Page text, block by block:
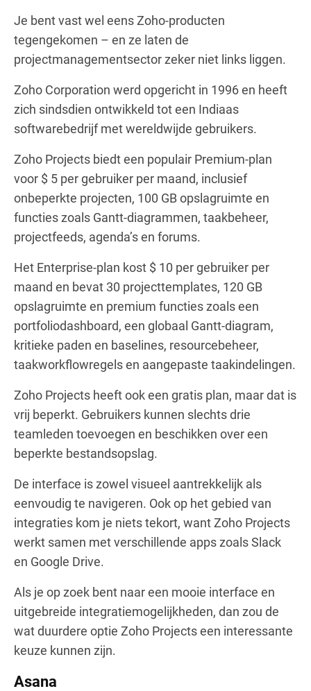
Je bent vast wel eens Zoho-producten
tegengekomen – en ze laten de
projectmanagementsector zeker niet links liggen.
Zoho Corporation werd opgericht in 1996 en heeft
zich sindsdien ontwikkeld tot een Indiaas
softwarebedrijf met wereldwijde gebruikers.
Zoho Projects biedt een populair Premium-plan
voor $ 5 per gebruiker per maand, inclusief
onbeperkte projecten, 100 GB opslagruimte en
functies zoals Gantt-diagrammen, taakbeheer,
projectfeeds, agenda’s en forums.
Het Enterprise-plan kost $ 10 per gebruiker per
maand en bevat 30 projecttemplates, 120 GB
opslagruimte en premium functies zoals een
portfoliodashboard, een globaal Gantt-diagram,
kritieke paden en baselines, resourcebeheer,
taakworkflowregels en aangepaste taakindelingen.
Zoho Projects heeft ook een gratis plan, maar dat is
vrij beperkt. Gebruikers kunnen slechts drie
teamleden toevoegen en beschikken over een
beperkte bestandsopslag.
De interface is zowel visueel aantrekkelijk als
eenvoudig te navigeren. Ook op het gebied van
integraties kom je niets tekort, want Zoho Projects
werkt samen met verschillende apps zoals Slack
en Google Drive.
Als je op zoek bent naar een mooie interface en
uitgebreide integratiemogelijkheden, dan zou de
wat duurdere optie Zoho Projects een interessante
keuze kunnen zijn.
Asana